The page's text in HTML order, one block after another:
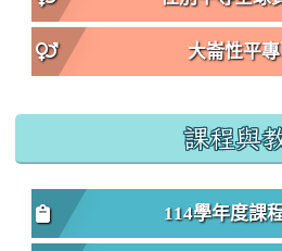
大崙性平
課程與
114學年度課